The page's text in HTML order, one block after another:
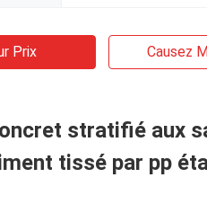
Prix Causez
stratifié aux
tissé par pp